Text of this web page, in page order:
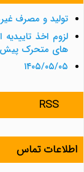
تولید و مصرف
لزوم اخذ
های متحرک پیش
۱۴۰۵/۰۵/۰۵
RSS
اطلاعات تماس